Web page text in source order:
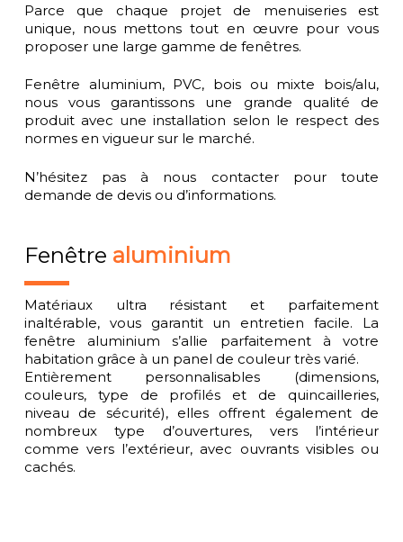
Parce que chaque projet de menuiseries est
unique, nous mettons tout en œuvre pour vous
proposer une large gamme de fenêtres.
Fenêtre aluminium, PVC, bois ou mixte bois/alu,
nous vous garantissons une grande qualité de
produit avec une installation selon le respect des
normes en vigueur sur le marché.
N’hésitez pas à nous contacter pour toute
demande de devis ou d’informations.
Fenêtre aluminium
Matériaux ultra résistant et parfaitement
inaltérable, vous garantit un entretien facile. La
fenêtre aluminium s’allie parfaitement à votre
habitation grâce à un panel de couleur très varié.
Entièrement personnalisables (dimensions,
couleurs, type de profilés et de quincailleries,
niveau de sécurité), elles offrent également de
nombreux type d’ouvertures, vers l’intérieur
comme vers l’extérieur, avec ouvrants visibles ou
cachés.